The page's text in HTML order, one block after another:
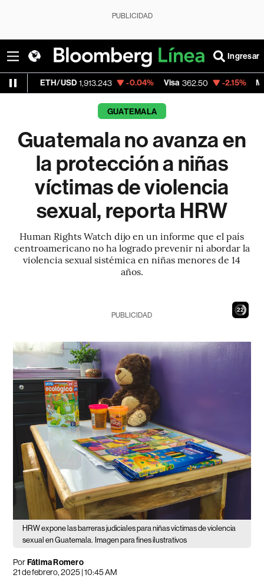
PUBLICIDAD
Ingresar
1,913.243 -0.04% Visa 362.50 -2.15% MercadoLibre
GUATEMALA
Guatemala no avanza en
la protección a niñas
víctimas de violencia
sexual, reporta HRW
Human Rights Watch dijo en un informe que el país
centroamericano no ha logrado prevenir ni abordar la
violencia sexual sistémica en niñas menores de 14
años.
20
PUBLICIDAD
HRW expone las barreras judiciales para niñas víctimas de violencia
sexual en Guatemala. Imagen para fines ilustrativos
PorFátima Romero
21 de febrero, 2025 | 10:45 AM